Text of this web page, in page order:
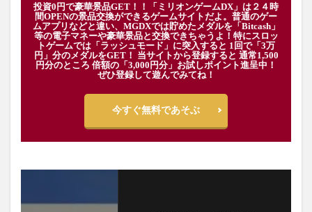
投資0円で豪華景品GET！！「ミリオンゲームDX」は２４時
間OPENの景品交換ができるゲームサイトだよ。普通のゲー
ムアプリなどと違い、MGDXでは貯めたメダルを「Bitcash」
等の電子マネーや豪華景品と交換できちゃうよ！特にスロッ
トゲームでは「ラッシュモード」に突入すると 1回で「3万
円」分のメダルをGET！ 当サイトから登録すると 通常1,500
円分のところ 倍額の「3,000円分」お試しポイント進呈中！
ぜひ登録して遊んでみてね！
今すぐ無料であそぶ